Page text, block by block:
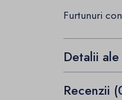
Furtunuri
Detalii
Recenzii